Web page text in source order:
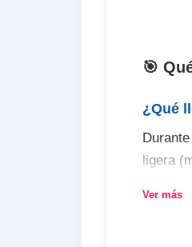
🎯
¿Qué
ligera
Ver más